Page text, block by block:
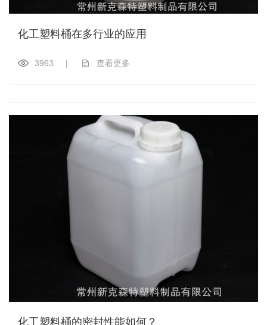
化工塑料桶在多行业的应用
3963 | 查看更多
化工塑料桶的密封性能如何？